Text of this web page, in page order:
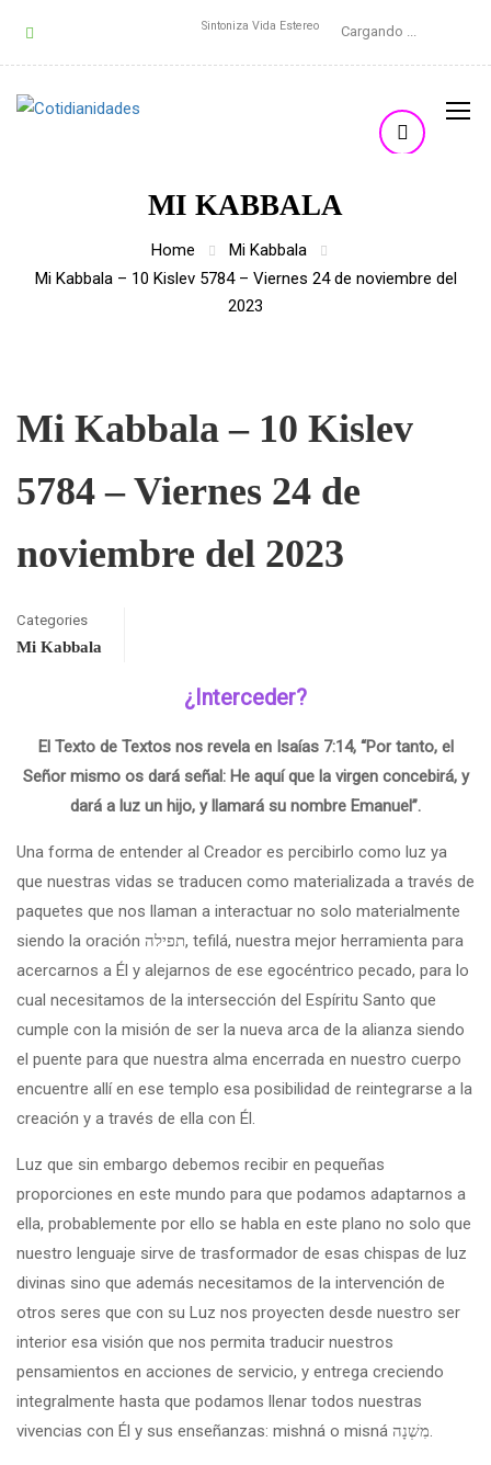
Sintoniza Vida Estereo Cargando ...
MI KABBALA
Home
Mi Kabbala
Mi Kabbala – 10 Kislev 5784 – Viernes 24 de noviembre del
2023
Mi Kabbala – 10 Kislev
5784 – Viernes 24 de
noviembre del 2023
Categories
Mi Kabbala
¿Interceder?
El Texto de Textos nos revela en Isaías 7:14, “Por tanto, el
Señor mismo os dará señal: He aquí que la virgen concebirá, y
dará a luz un hijo, y llamará su nombre Emanuel”.
Una forma de entender al Creador es percibirlo como luz ya
que nuestras vidas se traducen como materializada a través de
paquetes que nos llaman a interactuar no solo materialmente
siendo la oración תפילה, tefilá, nuestra mejor herramienta para
acercarnos a Él y alejarnos de ese egocéntrico pecado, para lo
cual necesitamos de la intersección del Espíritu Santo que
cumple con la misión de ser la nueva arca de la alianza siendo
el puente para que nuestra alma encerrada en nuestro cuerpo
encuentre allí en ese templo esa posibilidad de reintegrarse a la
creación y a través de ella con Él.
Luz que sin embargo debemos recibir en pequeñas
proporciones en este mundo para que podamos adaptarnos a
ella, probablemente por ello se habla en este plano no solo que
nuestro lenguaje sirve de trasformador de esas chispas de luz
divinas sino que además necesitamos de la intervención de
otros seres que con su Luz nos proyecten desde nuestro ser
interior esa visión que nos permita traducir nuestros
pensamientos en acciones de servicio, y entrega creciendo
integralmente hasta que podamos llenar todos nuestras
vivencias con Él y sus enseñanzas: mishná o misná מִשְׁנָה.